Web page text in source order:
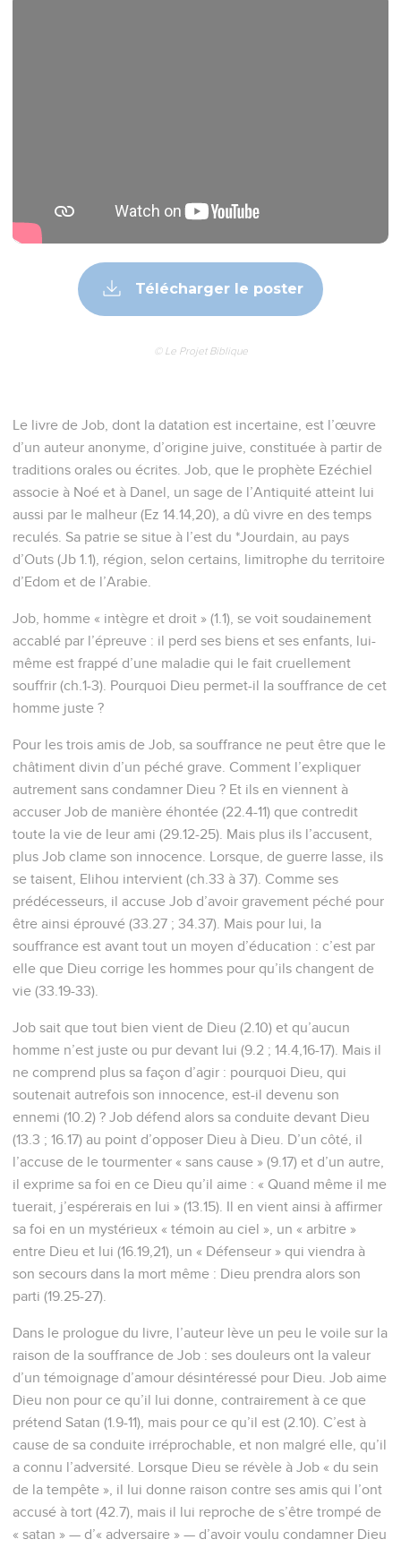
Télécharger le poster
© Le Projet Biblique
Le livre de Job, dont la datation est incertaine, est l’œuvre
d’un auteur anonyme, d’origine juive, constituée à partir de
traditions orales ou écrites. Job, que le prophète Ezéchiel
associe à Noé et à Danel, un sage de l’Antiquité atteint lui
aussi par le malheur (Ez 14.14,20), a dû vivre en des temps
reculés. Sa patrie se situe à l’est du *Jourdain, au pays
d’Outs (Jb 1.1), région, selon certains, limitrophe du territoire
d’Edom et de l’Arabie.
Job, homme « intègre et droit » (1.1), se voit soudainement
accablé par l’épreuve : il perd ses biens et ses enfants, lui-
même est frappé d’une maladie qui le fait cruellement
souffrir (ch.1-3). Pourquoi Dieu permet-il la souffrance de cet
homme juste ?
Pour les trois amis de Job, sa souffrance ne peut être que le
châtiment divin d’un péché grave. Comment l’expliquer
autrement sans condamner Dieu ? Et ils en viennent à
accuser Job de manière éhontée (22.4-11) que contredit
toute la vie de leur ami (29.12-25). Mais plus ils l’accusent,
plus Job clame son innocence. Lorsque, de guerre lasse, ils
se taisent, Elihou intervient (ch.33 à 37). Comme ses
prédécesseurs, il accuse Job d’avoir gravement péché pour
être ainsi éprouvé (33.27 ; 34.37). Mais pour lui, la
souffrance est avant tout un moyen d’éducation : c’est par
elle que Dieu corrige les hommes pour qu’ils changent de
vie (33.19-33).
Job sait que tout bien vient de Dieu (2.10) et qu’aucun
homme n’est juste ou pur devant lui (9.2 ; 14.4,16-17). Mais il
ne comprend plus sa façon d’agir : pourquoi Dieu, qui
soutenait autrefois son innocence, est-il devenu son
ennemi (10.2) ? Job défend alors sa conduite devant Dieu
(13.3 ; 16.17) au point d’opposer Dieu à Dieu. D’un côté, il
l’accuse de le tourmenter « sans cause » (9.17) et d’un autre,
il exprime sa foi en ce Dieu qu’il aime : « Quand même il me
tuerait, j’espérerais en lui » (13.15). Il en vient ainsi à affirmer
sa foi en un mystérieux « témoin au ciel », un « arbitre »
entre Dieu et lui (16.19,21), un « Défenseur » qui viendra à
son secours dans la mort même : Dieu prendra alors son
parti (19.25-27).
Dans le prologue du livre, l’auteur lève un peu le voile sur la
raison de la souffrance de Job : ses douleurs ont la valeur
d’un témoignage d’amour désintéressé pour Dieu. Job aime
Dieu non pour ce qu’il lui donne, contrairement à ce que
prétend Satan (1.9-11), mais pour ce qu’il est (2.10). C’est à
cause de sa conduite irréprochable, et non malgré elle, qu’il
a connu l’adversité. Lorsque Dieu se révèle à Job « du sein
de la tempête », il lui donne raison contre ses amis qui l’ont
accusé à tort (42.7), mais il lui reproche de s’être trompé de
« satan » — d’« adversaire » — d’avoir voulu condamner Dieu